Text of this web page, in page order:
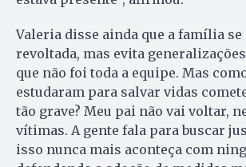
Valeria disse ainda que a família se
revoltada, mas evita
que não foi toda a equipe. Mas
estudaram para salvar vidas
tão grave? Meu pai não vai voltar,
vítimas. A gente fala para buscar
isso nunca mais aconteça com